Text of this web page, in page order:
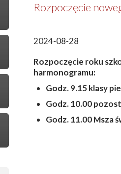
Rozpoczęcie
2024-08-28
Rozpoczęcie roku
harmonogramu:
Godz.9.15klasy
Godz.10.00
Godz.11.00Msza